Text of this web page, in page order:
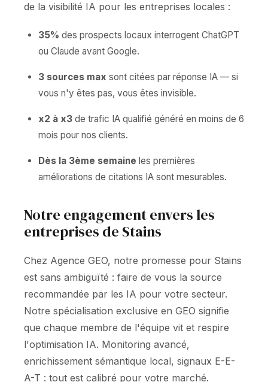
de la visibilité IA pour les entreprises locales :
35% des prospects locaux interrogent ChatGPT
ou Claude avant Google.
3 sources max sont citées par réponse IA — si
vous n'y êtes pas, vous êtes invisible.
x2 à x3 de trafic IA qualifié généré en moins de 6
mois pour nos clients.
Dès la 3ème semaine les premières
améliorations de citations IA sont mesurables.
Notre engagement envers les
entreprises de Stains
Chez Agence GEO, notre promesse pour Stains
est sans ambiguïté : faire de vous la source
recommandée par les IA pour votre secteur.
Notre spécialisation exclusive en GEO signifie
que chaque membre de l'équipe vit et respire
l'optimisation IA. Monitoring avancé,
enrichissement sémantique local, signaux E-E-
A-T : tout est calibré pour votre marché.